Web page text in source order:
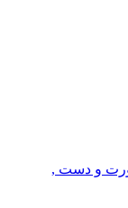
و دست ,